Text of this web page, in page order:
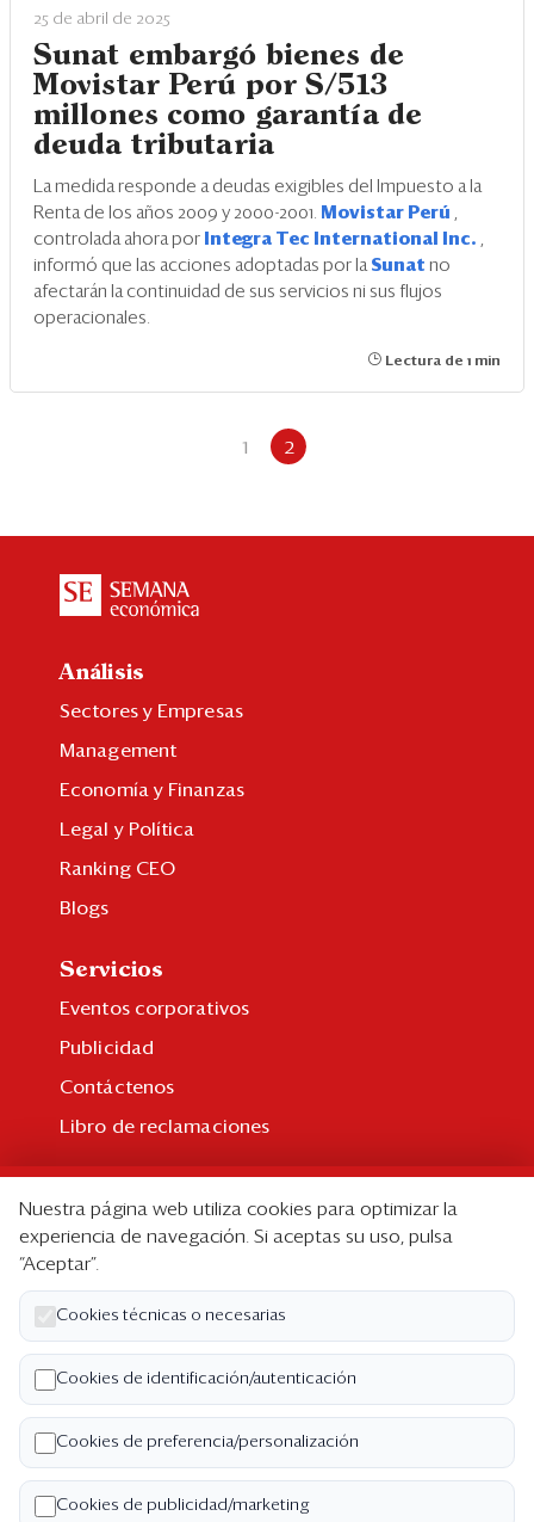
25 de abril de 2025
Sunat embargó bienes de
Movistar Perú por S/513
millones como garantía de
deuda tributaria
La medida responde a deudas exigibles del Impuesto a la
Renta de los años 2009 y 2000-2001.
Movistar Perú
controlada ahora por Integra Tec International Inc.
informó que las acciones adoptadas por la Sunat no
afectarán la continuidad de sus servicios ni sus flujos
operacionales.
Lectura de 1 min
1 2
Análisis
Sectores y Empresas
Management
Economía y Finanzas
Legal y Política
Ranking CEO
Blogs
Servicios
Eventos corporativos
Publicidad
Contáctenos
Libro de reclamaciones
Suscripción individual
Paquetes corporativos
Edición Impresa
Nosotros
Quiénes somos
Código de ética
Términos y Condiciones
Nuestra página web utiliza cookies para optimizar la
experiencia de navegación. Si aceptas su uso, pulsa
“Aceptar”.
Cookies técnicas o necesarias
Cookies de identificación/autenticación
Cookies de preferencia/personalización
Cookies de publicidad/marketing